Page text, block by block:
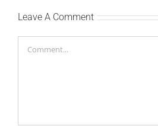
Leave A Comment